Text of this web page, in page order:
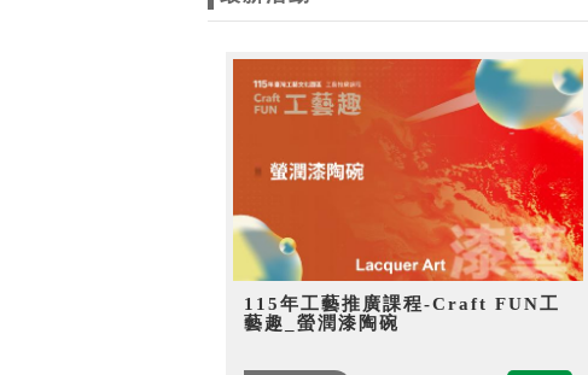
115年工藝推廣課程-Craft FUN工
藝趣_螢潤漆陶碗